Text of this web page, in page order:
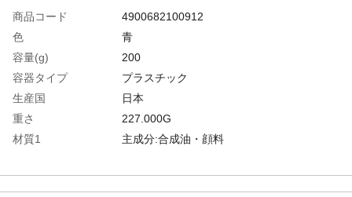
商品コード
4900682100912
色
青
容量(g)
200
容器タイプ
プラスチック
生産国
日本
重さ
227.000G
材質1
主成分:合成油・顔料